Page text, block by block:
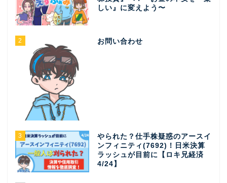
しい』に変えよう〜
2 お問い合わせ
3
やられた？仕手株疑惑のアースイ
ンフィニティ(7692)！日米決算
ラッシュが目前に【ロキ兄経済
4/24】